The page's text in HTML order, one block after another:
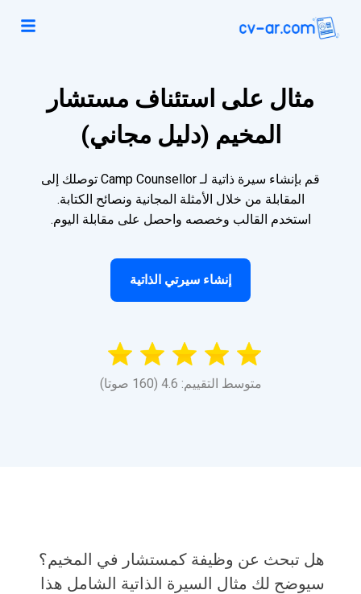
مثال على استئناف مستشار
المخيم (دليل مجاني)
قم بإنشاء سيرة ذاتية لـ Camp Counsellor توصلك إلى
المقابلة من خلال الأمثلة المجانية ونصائح الكتابة.
استخدم القالب وخصصه واحصل على مقابلة اليوم.
إنشاء سيرتي الذاتية
متوسط التقييم: 4.6 (160 صوتا)
هل تبحث عن وظيفة كمستشار في المخيم؟
سيوضح لك مثال السيرة الذاتية الشامل هذا